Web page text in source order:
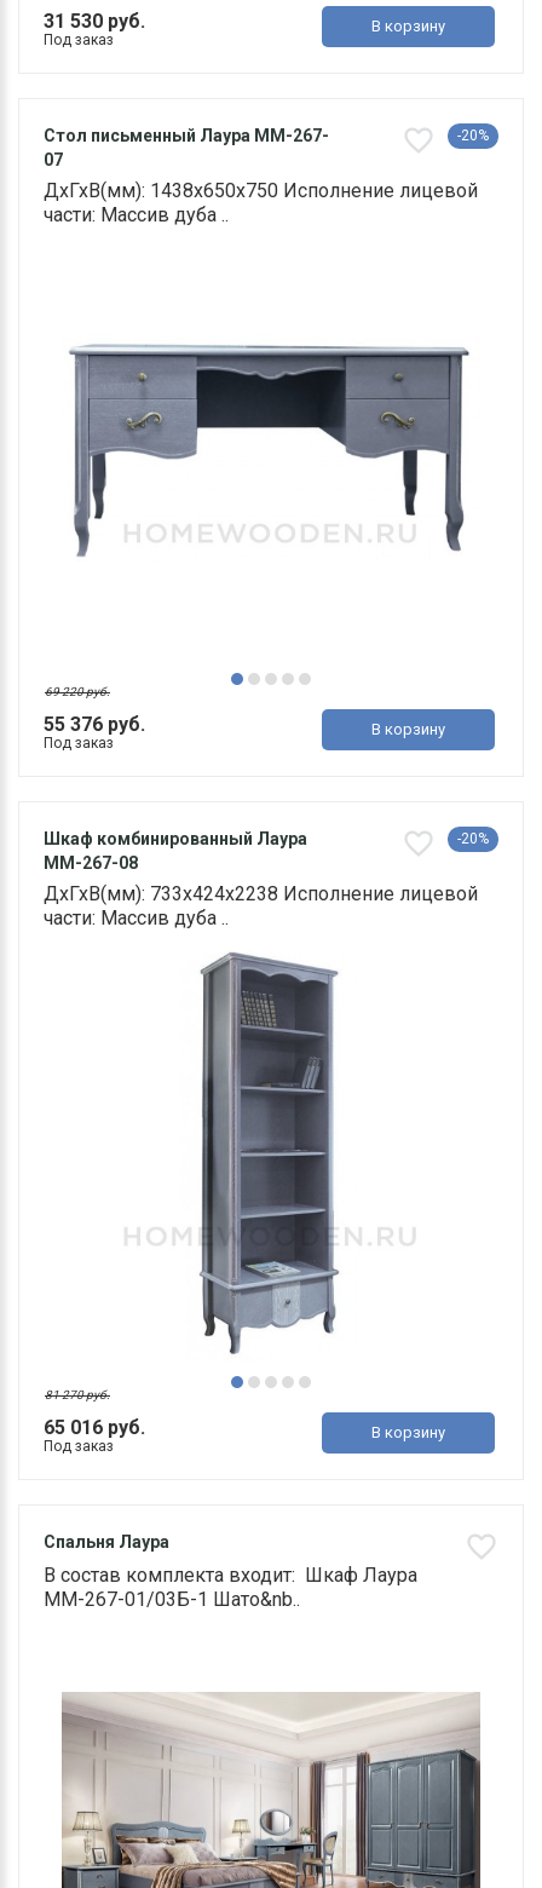
31 530 руб.
Под заказ
В корзину
Стол письменный Лаура ММ-267-
07
-20%
ДхГхВ(мм): 1438х650х750 Исполнение лицевой
части: Массив дуба ..
55 376 руб.
69 220 руб.
Под заказ
В корзину
Шкаф комбинированный Лаура
ММ-267-08
-20%
ДхГхВ(мм): 733х424х2238 Исполнение лицевой
части: Массив дуба ..
65 016 руб.
81 270 руб.
Под заказ
В корзину
Спальня Лаура
В состав комплекта входит: Шкаф Лаура
ММ-267-01/03Б-1 Шато&nb..